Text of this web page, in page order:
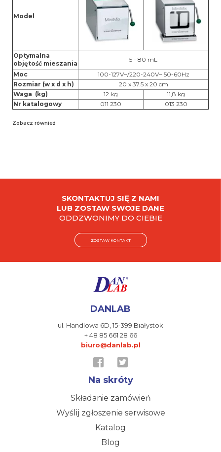
Model
Optymalna
objętość mieszania
5 - 80 mL
Moc
100-127V~/220-240V~ 50-60Hz
Rozmiar (w x d x h)
20 x 37.5 x 20 cm
Waga (kg)
12 kg
11,8 kg
Nr katalogowy
011 230 013 230
Zobacz również
SKONTAKTUJ SIĘ Z NAMI
LUB ZOSTAW SWOJE DANE
ODDZWONIMY DO CIEBIE
ZOSTAW KONTAKT
DANLAB
ul. Handlowa 6D,15-399 Białystok
+ 48 85 661 28 66
biuro@danlab.pl
Na skróty
Składanie zamówień
Wyślij zgłoszenie serwisowe
Katalog
Blog